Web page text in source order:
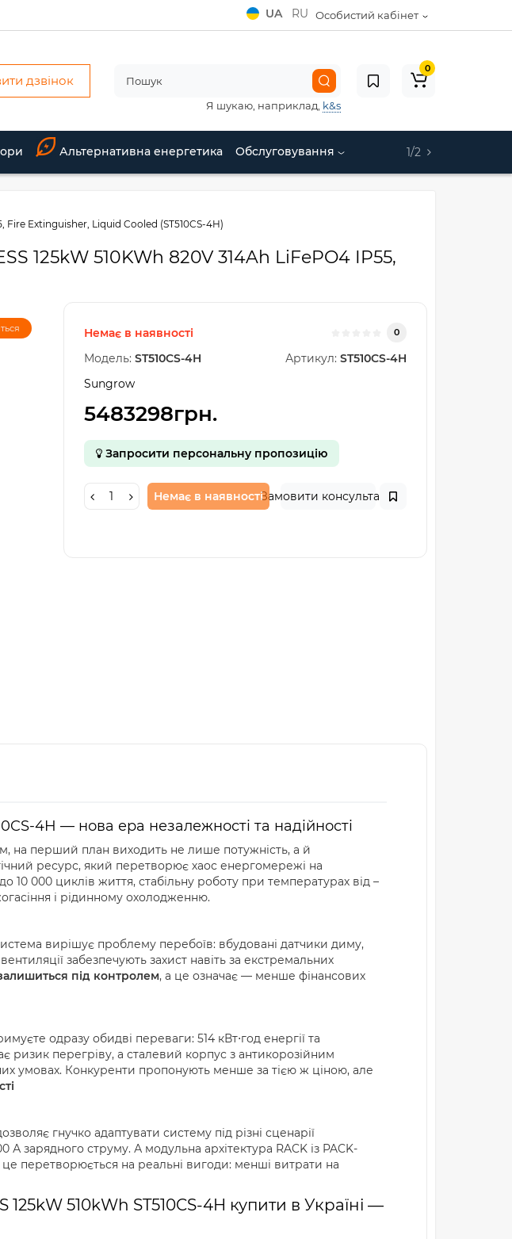
Особистий кабінет
UA RU
дзвінок
Я шукаю, наприклад, k&s
0
Альтернативна енергетика Обслуговування 1/2
Fire Extinguisher, Liquid Cooled (ST510CS-4H)
125kW 510KWh 820V 314Ah LiFePO4 IP55,
Немає в наявності 0
Модель: ST510CS-4H Артикул: ST510CS-4H
Sungrow
5483298грн.
Запросити персональну пропозицію
Немає в наявностіЗамовити консультацію
4H — нова ера незалежності та надійності
на перший план виходить не лише потужність, а й
ресурс, який перетворює хаос енергомережі на
10 000 циклів життя, стабільну роботу при температурах від –
і рідинному охолодженню.
вирішує проблему перебоїв: вбудовані датчики диму,
забезпечують захист навіть за екстремальних
під контролем, а це означає — менше фінансових
одразу обидві переваги: 514 кВт⋅год енергії та
ризик перегріву, а сталевий корпус з антикорозійним
умовах. Конкуренти пропонують менше за тією ж ціною, але
гнучко адаптувати систему під різні сценарії
А зарядного струму. А модульна архітектура RACK із PACK-
перетворюється на реальні вигоди: менші витрати на
510kWh ST510CS-4H купити в Україні —